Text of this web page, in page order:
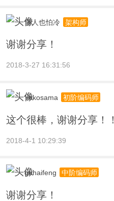
雪人也怕冷 架构师
谢谢分享！
2018-3-27 16:31:56
Yokosama 初阶编码师
这个很棒，谢谢分享！！
2018-4-1 10:29:39
guhaifeng 中阶编码师
谢谢分享！